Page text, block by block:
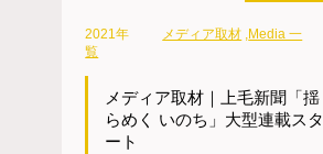
2021年 メディア取材 ,Media 一
覧
メディア取材｜上毛新聞「揺
らめく いのち」大型連載スタ
ート